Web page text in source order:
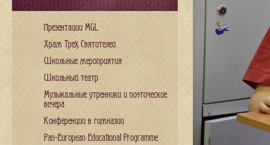
Презентации MGL
Храм Трех Святителей
Школьные мероприятия
Школьный театр
Музыкальные утренники и поэтические
вечера
Конференции в гимназии
Pan-European Educational Programme